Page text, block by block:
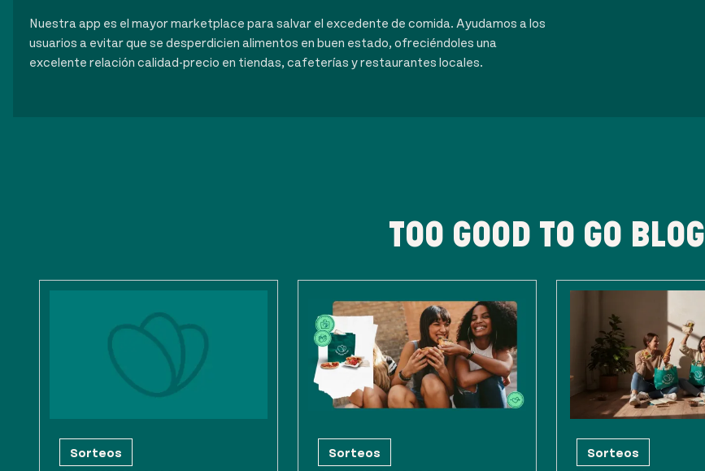
Nuestra app es el mayor marketplace para salvar el excedente de comida. Ayudamos a los
usuarios a evitar que se desperdicien alimentos en buen estado, ofreciéndoles una
excelente relación calidad-precio en tiendas, cafeterías y restaurantes locales.
TOO GOOD TO GO BLOG
Sorteos Sorteos Sorteos